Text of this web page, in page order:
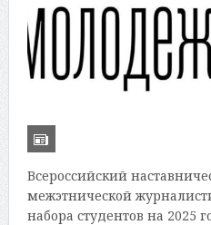
Всероссийский
межэтнической
набора студентов на 2025